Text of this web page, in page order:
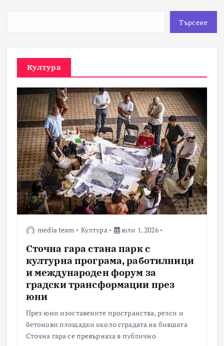
Търсене
Култура
media team Култура юли 1, 2026
Сточна гара стана парк с
културна програма, работилници
и международен форум за
градски трансформации през
юни
През юни изоставените пространства, релси и
бетонови площадки около сградата на бившата
Сточна гара се превърнаха в публично